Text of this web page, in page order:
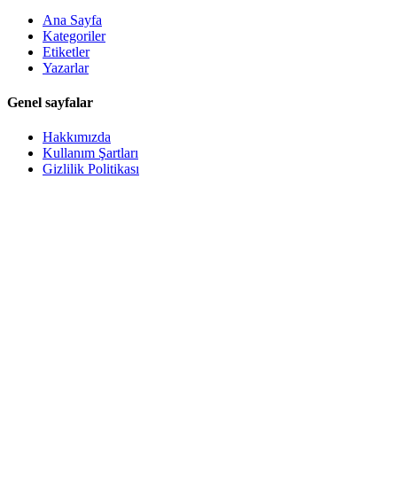
Ana Sayfa
Kategoriler
Etiketler
Yazarlar
Genel sayfalar
Hakkımızda
Kullanım Şartları
Gizlilik Politikası